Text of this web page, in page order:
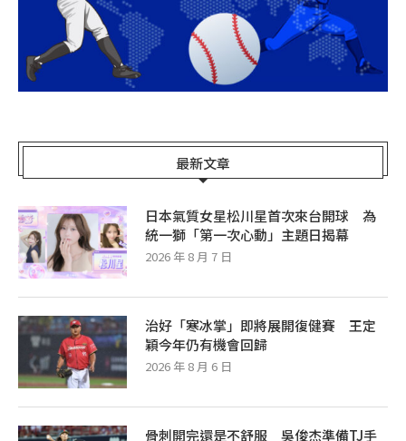
最新文章
日本氣質女星松川星首次來台開球 為
統一獅「第一次心動」主題日揭幕
2026 年 8 月 7 日
治好「寒冰掌」即將展開復健賽 王定
穎今年仍有機會回歸
2026 年 8 月 6 日
骨刺開完還是不舒服 吳俊杰準備TJ手